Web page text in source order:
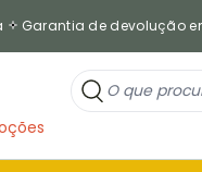
Garantia de devolução